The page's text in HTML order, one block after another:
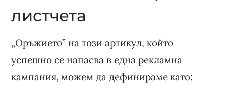
листчета
„Оръжието” на този артикул, който
успешно се напасва в една рекламна
кампания, можем да дефинираме като: